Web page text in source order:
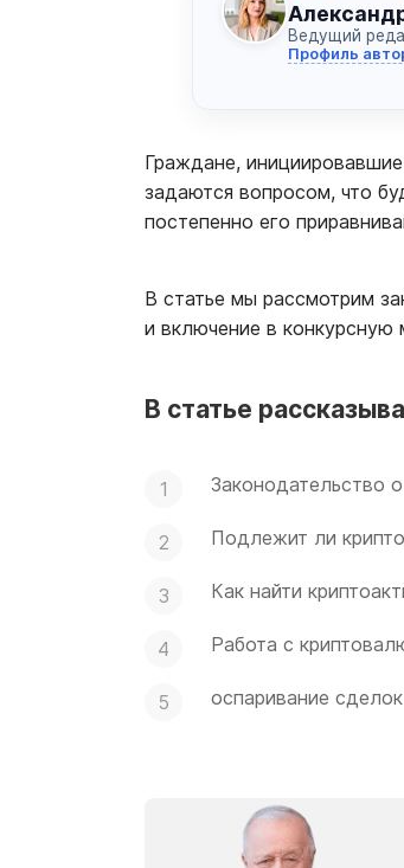
Ведущий
Профиль
Граждане,
задаются вопросом, что
постепенно его
В статье мы рассмотрим
и включение в конкурсную
В статье
Законодательство
Подлежит ли
Как найти
Работа с
оспаривание сделок